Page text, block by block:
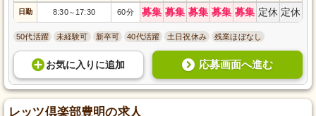
日勤 8:30～ 17:30 60分 募集 募集 募集 募集 募集 定休 定休
50代活躍 未経験可 新卒可 40代活躍 土日祝休み 残業ほぼなし
お気に入り に追加 応募画面へ進む
レッツ倶楽部豊明の求人